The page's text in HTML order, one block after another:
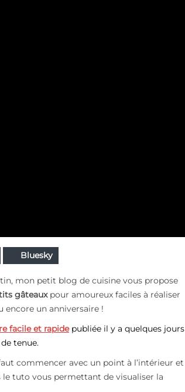
Bluesky
mon petit blog de cuisine vous propose
gâteauxpour amoureux faciles à réaliser
encore un anniversaire !
facile et rapidepubliée il y a quelques jours
tenue.
commencer avec un point à l’intérieur et
le tuto vous permettant de visualiser la